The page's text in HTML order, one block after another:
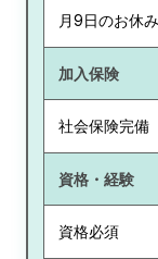
月9日のお休
加入保険
社会保険完備
資格・経験
資格必須